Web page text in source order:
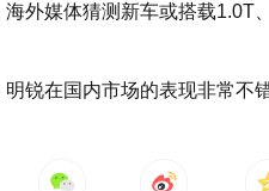
媒体猜测新车或搭载1.0T、
明锐在国内市场的表现非常不